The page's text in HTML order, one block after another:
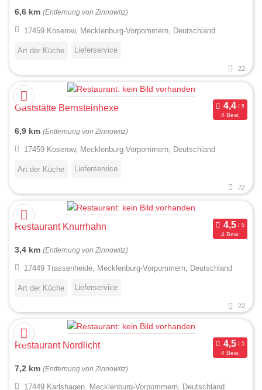
6,6 km (Entfernung von Zinnowitz)
17459 Koserow, Mecklenburg-Vorpommern, Deutschland
Art der Küche Lieferservice
22
Gaststätte Bernsteinhexe
4 Bew.
6,9 km (Entfernung von Zinnowitz)
17459 Koserow, Mecklenburg-Vorpommern, Deutschland
Art der Küche Lieferservice
22
Restaurant Knurrhahn
4 Bew.
3,4 km (Entfernung von Zinnowitz)
17449 Trassenheide, Mecklenburg-Vorpommern, Deutschland
Art der Küche Lieferservice
22
Restaurant Nordlicht
4 Bew.
7,2 km (Entfernung von Zinnowitz)
17449 Karlshagen, Mecklenburg-Vorpommern, Deutschland